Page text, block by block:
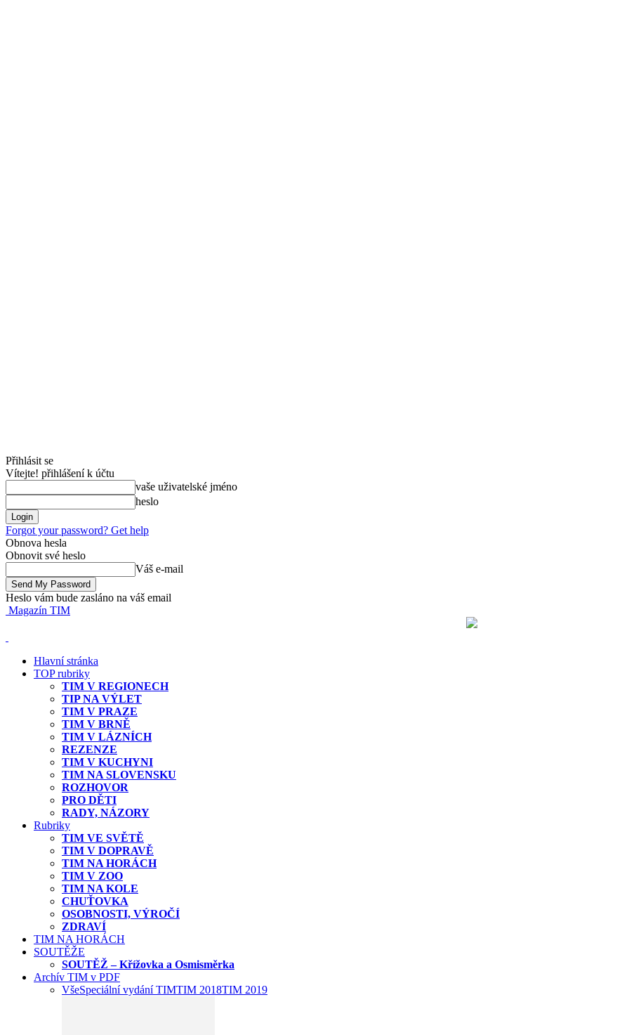
Přihlásit se
Vítejte! přihlášení k účtu
vaše uživatelské jméno
heslo
Forgot your password? Get help
Obnova hesla
Obnovit své heslo
Váš e-mail
Heslo vám bude zasláno na váš email
Magazín TIM
Hlavní stránka
TOP rubriky
TIM V REGIONECH
TIP NA VÝLET
TIM V PRAZE
TIM V BRNĚ
TIM V LÁZNÍCH
REZENZE
TIM V KUCHYNI
TIM NA SLOVENSKU
ROZHOVOR
PRO DĚTI
RADY, NÁZORY
Rubriky
TIM VE SVĚTĚ
TIM V DOPRAVĚ
TIM NA HORÁCH
TIM V ZOO
TIM NA KOLE
CHUŤOVKA
OSOBNOSTI, VÝROČÍ
ZDRAVÍ
TIM NA HORÁCH
SOUTĚŽE
SOUTĚŽ – Křížovka a Osmisměrka
Archív TIM v PDF
VšeSpeciální vydání TIMTIM 2018TIM 2019